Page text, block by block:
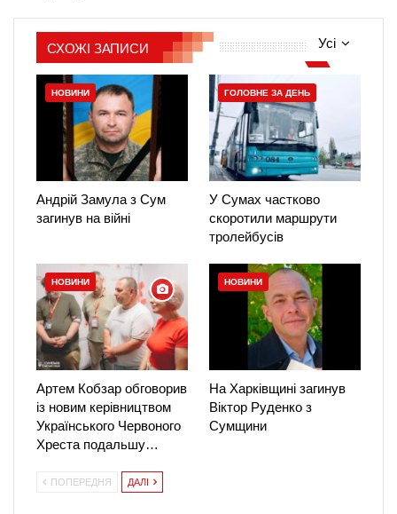
Усі
СХОЖІ ЗАПИСИ
НОВИНИ
Андрій Замула з Сум
загинув на війні
ГОЛОВНЕ ЗА ДЕНЬ
У Сумах частково
скоротили маршрути
тролейбусів
НОВИНИ
Артем Кобзар обговорив
із новим керівництвом
Українського Червоного
Хреста подальшу…
НОВИНИ
На Харківщині загинув
Віктор Руденко з
Сумщини
ПОПЕРЕДНЯ ДАЛІ